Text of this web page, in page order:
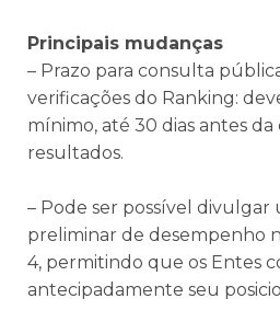
Principais mudanças
– Prazo para consulta
verificações do Ranking:
mínimo, até 30 dias antes
resultados.
– Pode ser possível divulgar
preliminar de desempenho
4, permitindo que os Entes
antecipadamente seu